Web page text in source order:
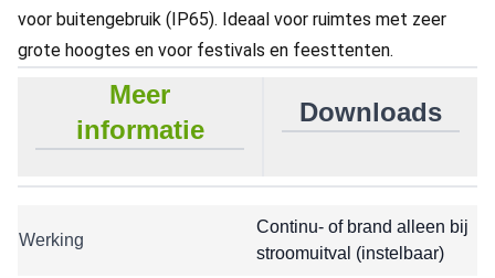
voor buitengebruik (IP65). Ideaal voor ruimtes met zeer
grote hoogtes en voor festivals en feesttenten.
Meer
informatie
Downloads
Werking
Continu- of brand alleen bij
stroomuitval (instelbaar)